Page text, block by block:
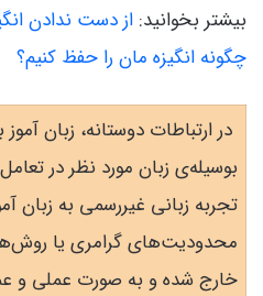
بیشتر بخوانید: از دست ندادن
چگونه انگیزه مان را حفظ کنیم؟
در ارتباطات دوستانه، زبان
بوسیله‌ی زبان مورد نظر در
تجربه زبانی غیررسمی به زبان
محدودیت‌های گرامری یا
خارج شده و به صورت عملی و